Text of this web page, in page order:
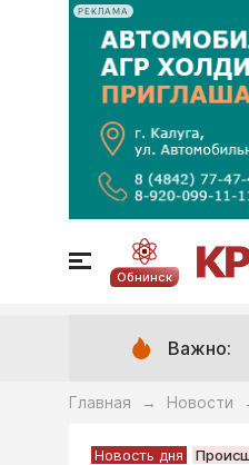
РЕКЛАМА
Обнинск
Важно:
Главная → Новости
Новость дня